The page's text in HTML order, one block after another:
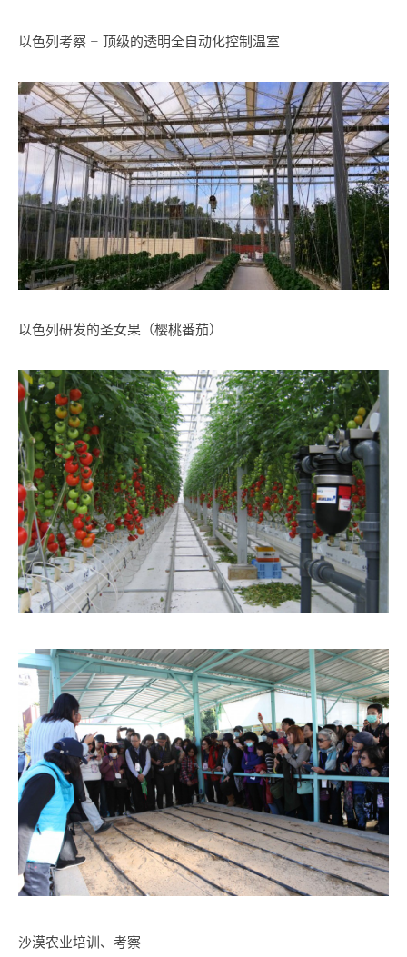
以色列考察 – 顶级的透明全自动化控制温室
以色列研发的圣女果（樱桃番茄）
沙漠农业培训、考察